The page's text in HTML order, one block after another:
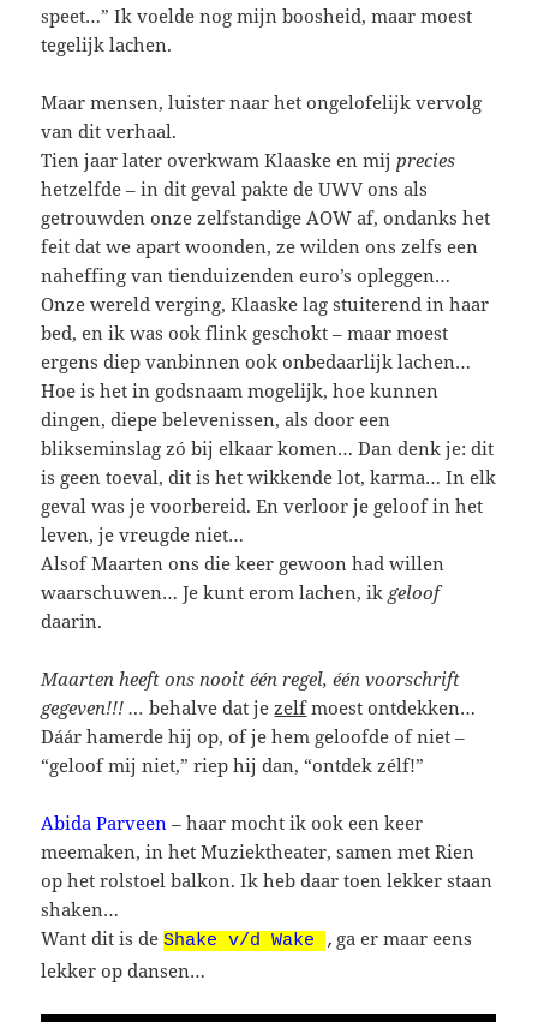
speet…” Ik voelde nog mijn boosheid, maar moest
tegelijk lachen.
Maar mensen, luister naar het ongelofelijk vervolg
van dit verhaal.
Tien jaar later overkwam Klaaske en mijprecies
hetzelfde – in dit geval pakte de UWV ons als
getrouwden onze zelfstandige AOW af, ondanks het
feit dat we apart woonden, ze wilden ons zelfs een
naheffing van tienduizenden euro’s opleggen…
Onze wereld verging, Klaaske lag stuiterend in haar
bed, en ik was ook flink geschokt – maar moest
ergens diep vanbinnen ook onbedaarlijk lachen…
Hoe is het in godsnaam mogelijk, hoe kunnen
dingen, diepe belevenissen, als door een
blikseminslag zó bij elkaar komen… Dan denk je: dit
is geen toeval, dit is het wikkende lot, karma… In elk
geval was je voorbereid. En verloor je geloof in het
leven, je vreugde niet…
Alsof Maarten ons die keer gewoon had willen
waarschuwen… Je kunt erom lachen, ik geloof
daarin.
Maarten heeft ons nooit één regel, één voorschrift
gegeven!!! …behalve dat jezelfmoest ontdekken…
Dáár hamerde hij op, of je hem geloofde of niet –
“geloof mij niet,” riep hij dan, “ontdek zélf!”
Abida Parveen – haar mocht ik ook een keer
meemaken, in het Muziektheater, samen met Rien
op het rolstoel balkon. Ik heb daar toen lekker staan
shaken…
Want dit is deShake v/d Wake ,ga er maar eens
lekker op dansen…